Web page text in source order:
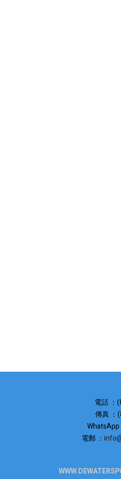
電話 ：
傳真 ：
WhatsApp
電郵 ：